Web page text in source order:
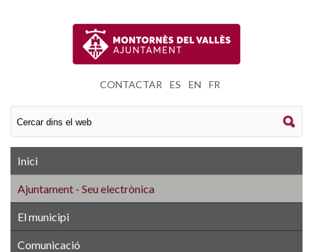
CONTACTAR ES EN FR
Inici
Ajuntament - Seu electrònica
El municipi
Comunicació